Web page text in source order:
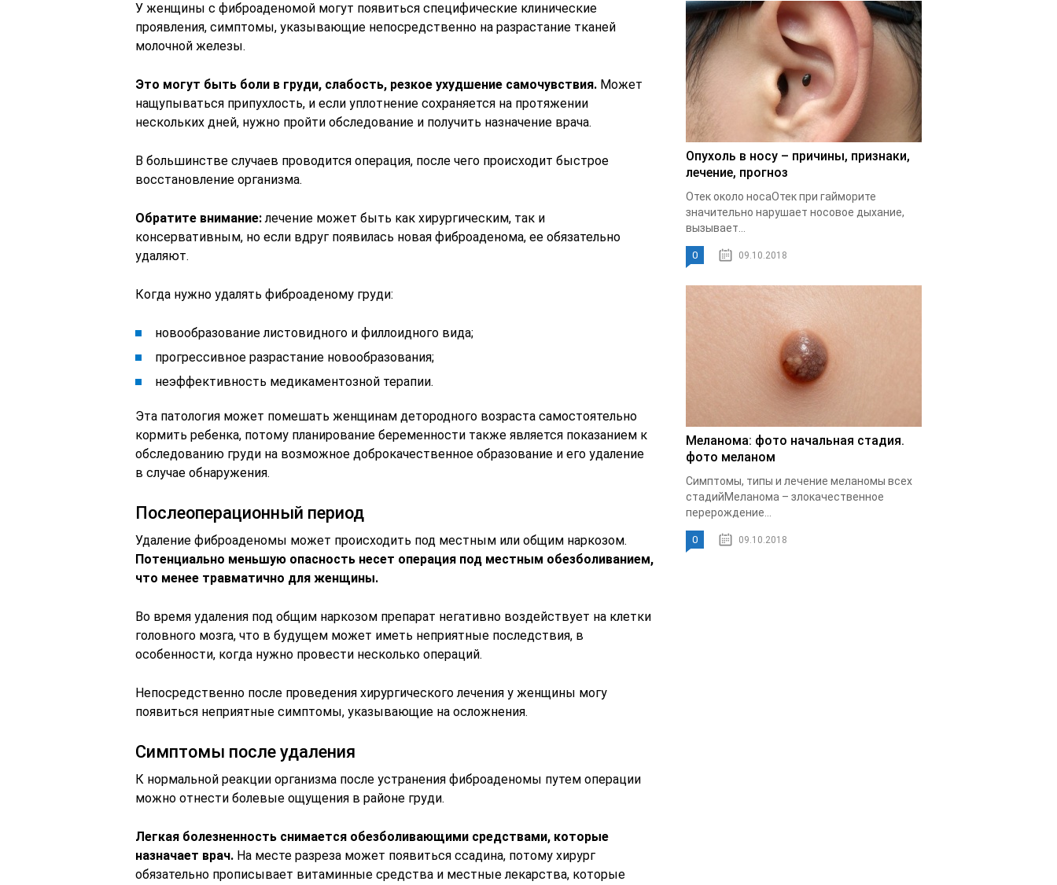
У женщины с фиброаденомой могут появиться специфические клинические
проявления, симптомы, указывающие непосредственно на разрастание тканей
молочной железы.
Это могут быть боли в груди, слабость, резкое ухудшение самочувствия. Может
нащупываться припухлость, и если уплотнение сохраняется на протяжении
нескольких дней, нужно пройти обследование и получить назначение врача.
В большинстве случаев проводится операция, после чего происходит быстрое
восстановление организма.
Обратите внимание:лечение может быть как хирургическим, так и
консервативным, но если вдруг появилась новая фиброаденома, ее обязательно
удаляют.
Когда нужно удалять фиброаденому груди:
новообразование листовидного и филлоидного вида;
прогрессивное разрастание новообразования;
неэффективность медикаментозной терапии.
Эта патология может помешать женщинам детородного возраста самостоятельно
кормить ребенка, потому планирование беременности также является показанием к
обследованию груди на возможное доброкачественное образование и его удаление
в случае обнаружения.
Послеоперационный период
Удаление фиброаденомы может происходить под местным или общим наркозом.
Потенциально меньшую опасность несет операция под местным обезболиванием,
что менее травматично для женщины.
Во время удаления под общим наркозом препарат негативно воздействует на клетки
головного мозга, что в будущем может иметь неприятные последствия, в
особенности, когда нужно провести несколько операций.
Непосредственно после проведения хирургического лечения у женщины могу
появиться неприятные симптомы, указывающие на осложнения.
Симптомы после удаления
К нормальной реакции организма после устранения фиброаденомы путем операции
можно отнести болевые ощущения в районе груди.
Легкая болезненность снимается обезболивающими средствами, которые
назначает врач. На месте разреза может появиться ссадина, потому хирург
обязательно прописывает витаминные средства и местные лекарства, которые
Опухоль в носу – причины, признаки,
лечение, прогноз
Отек около носаОтек при гайморите
значительно нарушает носовое дыхание,
вызывает...
0 09.10.2018
Меланома: фото начальная стадия.
фото меланом
Симптомы, типы и лечение меланомы всех
стадийМеланома – злокачественное
перерождение...
0 09.10.2018